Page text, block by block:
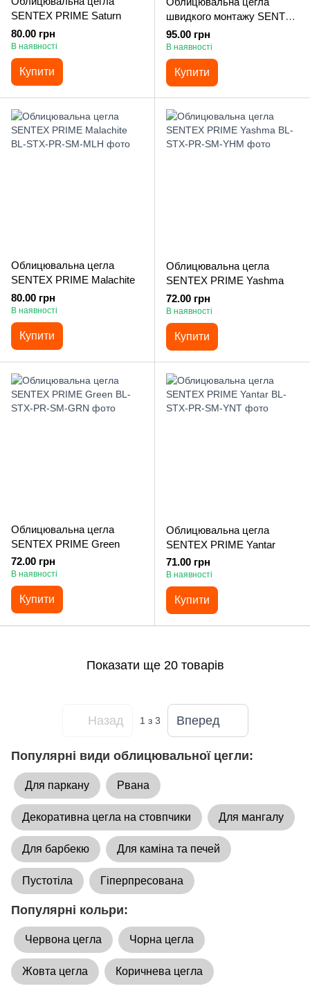
SENTEX PRIME Saturn
80.00 грн
В наявності
Купити
швидкого монтажу SENTEX
PRIME Loft Uranus
95.00 грн
В наявності
Купити
Облицювальна цегла
SENTEX PRIME Malachite
80.00 грн
В наявності
Купити
Облицювальна цегла
SENTEX PRIME Yashma
72.00 грн
В наявності
Купити
Облицювальна цегла
SENTEX PRIME Green
72.00 грн
В наявності
Купити
Облицювальна цегла
SENTEX PRIME Yantar
71.00 грн
В наявності
Купити
Показати ще 20 товарів
Назад 1 з 3 Вперед
Популярні види облицювальної цегли:
Для паркану Рвана
Декоративна цегла на стовпчики Для мангалу
Для барбекю Для каміна та печей
Пустотіла Гіперпресована
Популярні кольри:
Червона цегла Чорна цегла
Жовта цегла Коричнева цегла